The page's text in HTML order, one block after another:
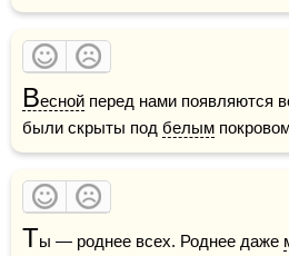
Весной перед нами появляются
были скрыты под белым
Ты — роднее всех. Роднее даже